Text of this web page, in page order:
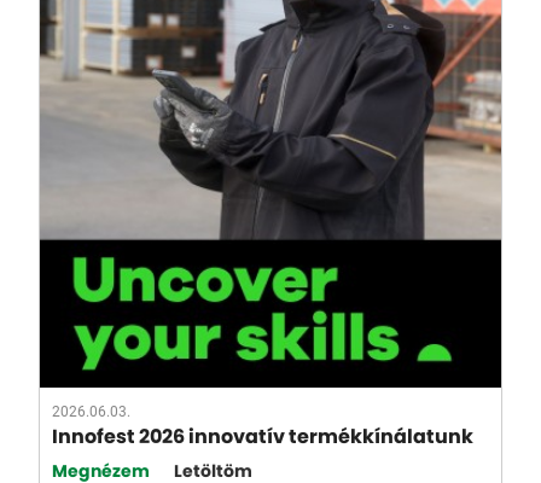
2026.06.03.
Innofest 2026 innovatív termékkínálatunk
Megnézem Letöltöm